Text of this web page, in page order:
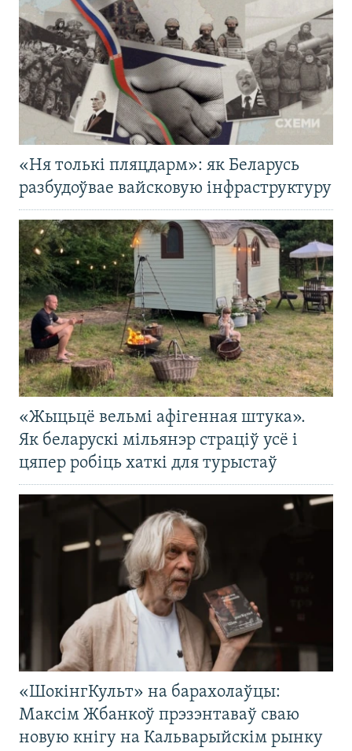
«Ня толькі пляцдарм»: як Беларусь
разбудоўвае вайсковую інфраструктуру
«Жыцьцё вельмі афігенная штука».
Як беларускі мільянэр страціў усё і
цяпер робіць хаткі для турыстаў
«ШокінгКульт» на барахолаўцы:
Максім Жбанкоў прэзэнтаваў сваю
новую кнігу на Кальварыйскім рынку